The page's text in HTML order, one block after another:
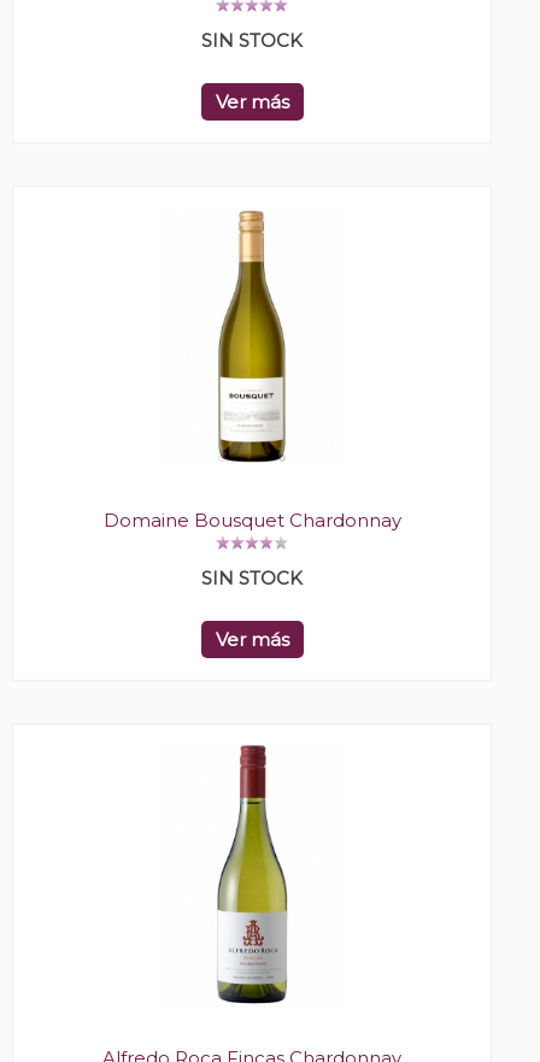
SIN STOCK
Ver más
Domaine Bousquet Chardonnay
SIN STOCK
Ver más
Alfredo Roca Fincas Chardonnay